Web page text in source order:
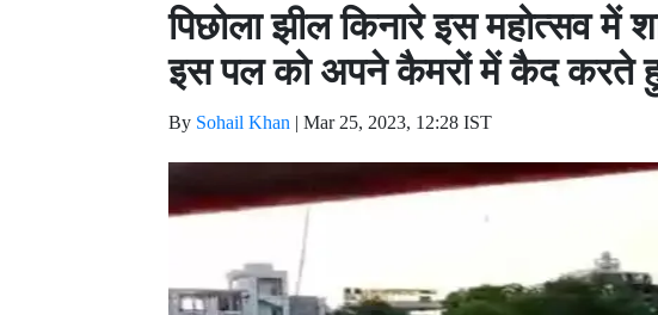
पिछोला झील किनारे इस महोत्सव में
इस पल को अपने कैमरों में कैद करते
By Sohail Khan | Mar 25, 2023, 12:28 IST